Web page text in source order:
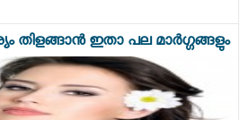
തിളങ്ങാന്‍ ഇതാ പല മാര്‍ഗ്ഗങ്ങളും